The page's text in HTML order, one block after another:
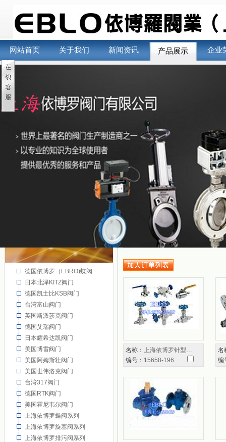
网站首页 关于我们 新闻资讯 产品展示 企业
德国依博罗（EBRO)蝶阀
日本北泽KITZ阀门
德国凯士比KSB阀门
台湾富山阀门
英国斯派莎克阀门
德国艾瑞阀门
日本耀希达凯阀门
美国博雷阀门
美国阿姆斯壮阀门
美国世伟洛克阀门
台湾317阀门
德国RTK阀门
美国霍尼韦尔阀门
上海依博罗蝶阀系列
上海依博罗旋塞阀系列
上海依博罗排污阀系列
名称： 上海依博罗针型…
编号： 15658-196
名
编